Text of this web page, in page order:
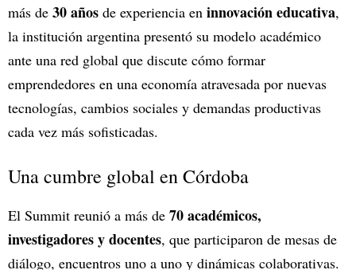
más de 30 años de experiencia en innovación educativa,
la institución argentina presentó su modelo académico
ante una red global que discute cómo formar
emprendedores en una economía atravesada por nuevas
tecnologías, cambios sociales y demandas productivas
cada vez más sofisticadas.
Una cumbre global en Córdoba
El Summit reunió a más de 70 académicos,
investigadores y docentes, que participaron de mesas de
diálogo, encuentros uno a uno y dinámicas colaborativas.